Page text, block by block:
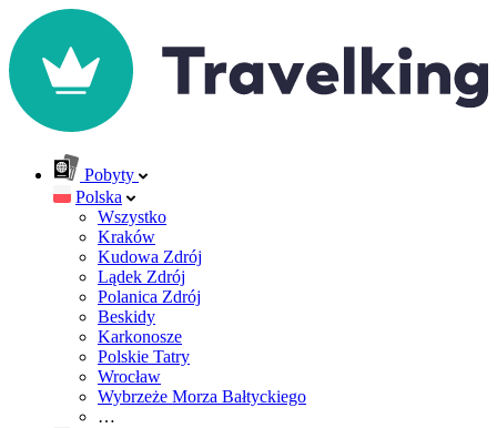
Pobyty
Polska
Wszystko
Kraków
Kudowa Zdrój
Lądek Zdrój
Polanica Zdrój
Beskidy
Karkonosze
Polskie Tatry
Wrocław
Wybrzeże Morza Bałtyckiego
…